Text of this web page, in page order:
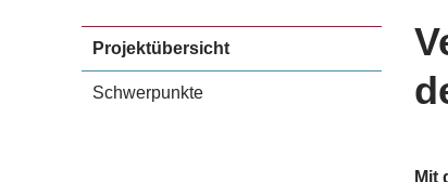
Projektübersicht
Schwerpunkte
Mit